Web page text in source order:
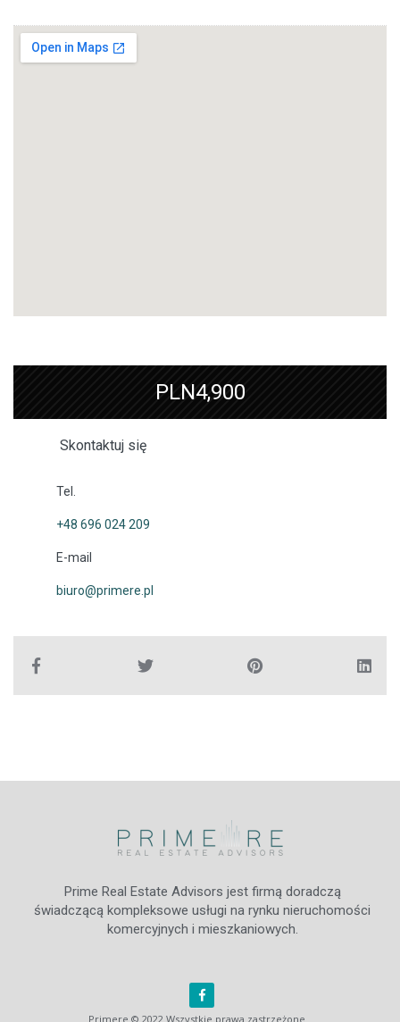
PLN4,900
Skontaktuj się
Tel.
+48 696 024 209
E-mail
biuro@primere.pl
Prime Real Estate Advisors jest firmą doradczą
świadczącą kompleksowe usługi na rynku nieruchomości
komercyjnych i mieszkaniowych.
Primere © 2022 Wszystkie prawa zastrzeżone